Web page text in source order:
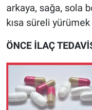
arkaya, sağa, sola
kısa süreli
ÖNCE İLAÇ